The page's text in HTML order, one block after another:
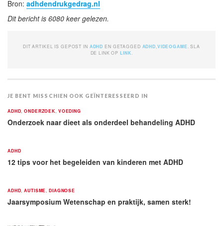
Bron: adhdendrukgedrag.nl
Dit bericht is 6080 keer gelezen.
DIT ARTIKEL IS GEPOST IN ADHD EN GETAGGED ADHD VIDEOGAME . SLA
DE LINK OPLINK
JE BENT MISSCHIEN OOK GEÏNTERESSEERD IN
ADHD ,ONDERZOEK VOEDING
Onderzoek naar dieet als onderdeel behandeling ADHD
ADHD
12 tips voor het begeleiden van kinderen met ADHD
ADHD ,AUTISME ,DIAGNOSE
Jaarsymposium Wetenschap en praktijk, samen sterk!